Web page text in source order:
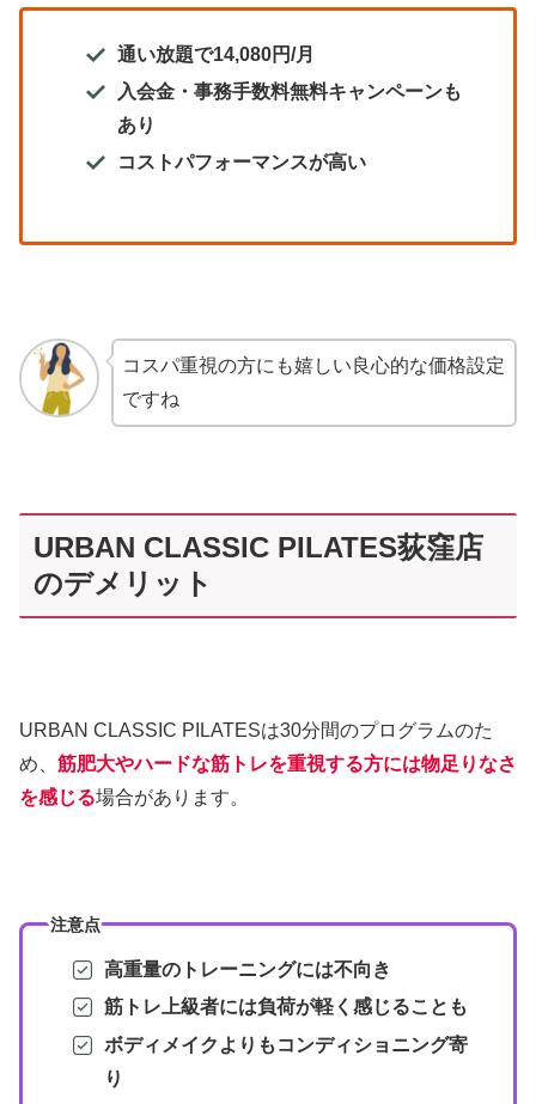
通い放題で14,080円/月
入会金・事務手数料無料キャンペーンも
あり
コストパフォーマンスが高い
コスパ重視の方にも嬉しい良心的な価格設定
ですね
URBAN CLASSIC PILATES荻窪店
のデメリット
URBAN CLASSIC PILATESは30分間のプログラムのた
め、 筋肥大やハードな筋トレを重視する方には物足りなさ
を感じる場合があります。
注意点
高重量のトレーニングには不向き
筋トレ上級者には負荷が軽く感じることも
ボディメイクよりもコンディショニング寄
り